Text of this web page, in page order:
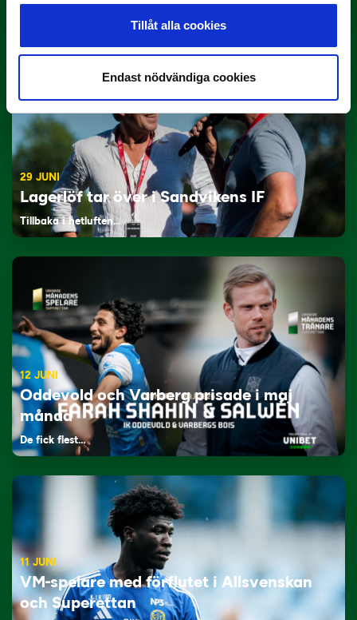
Tillåt alla cookies
Endast nödvändiga cookies
29 JUNI
Lagerlöf tar över i Sandvikens IF
Tillbaka i hetluften…
12 JUNI
Oddevold och Varberg prisade i maj
månad
De fick flest…
11 JUNI
VM-spelare med förflutet i Allsvenskan
och Superettan